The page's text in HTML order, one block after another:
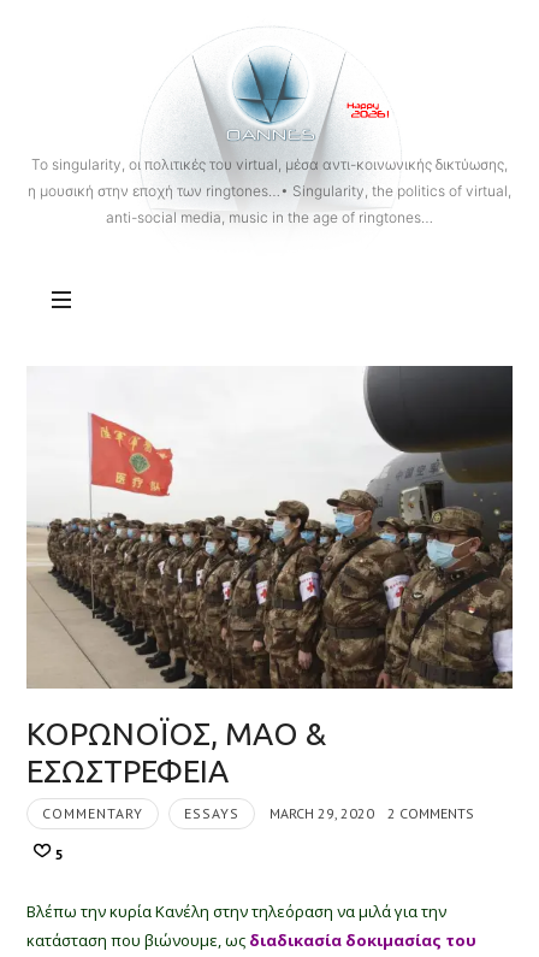
OANNES
To singularity, οι πολιτικές του virtual, μέσα αντι-κοινωνικής δικτύωσης,
η μουσική στην εποχή των ringtones…• Singularity, the politics of virtual,
anti-social media, music in the age of ringtones…
ΚΟΡΩΝΟΪΟΣ, ΜΑΟ &
ΕΣΩΣΤΡΕΦΕΙΑ
COMMENTARY ESSAYS MARCH 29, 2020 2 COMMENTS
5
Βλέπω την κυρία Κανέλη στην τηλεόραση να μιλά για την
κατάσταση που βιώνουμε, ως διαδικασία δοκιμασίας του